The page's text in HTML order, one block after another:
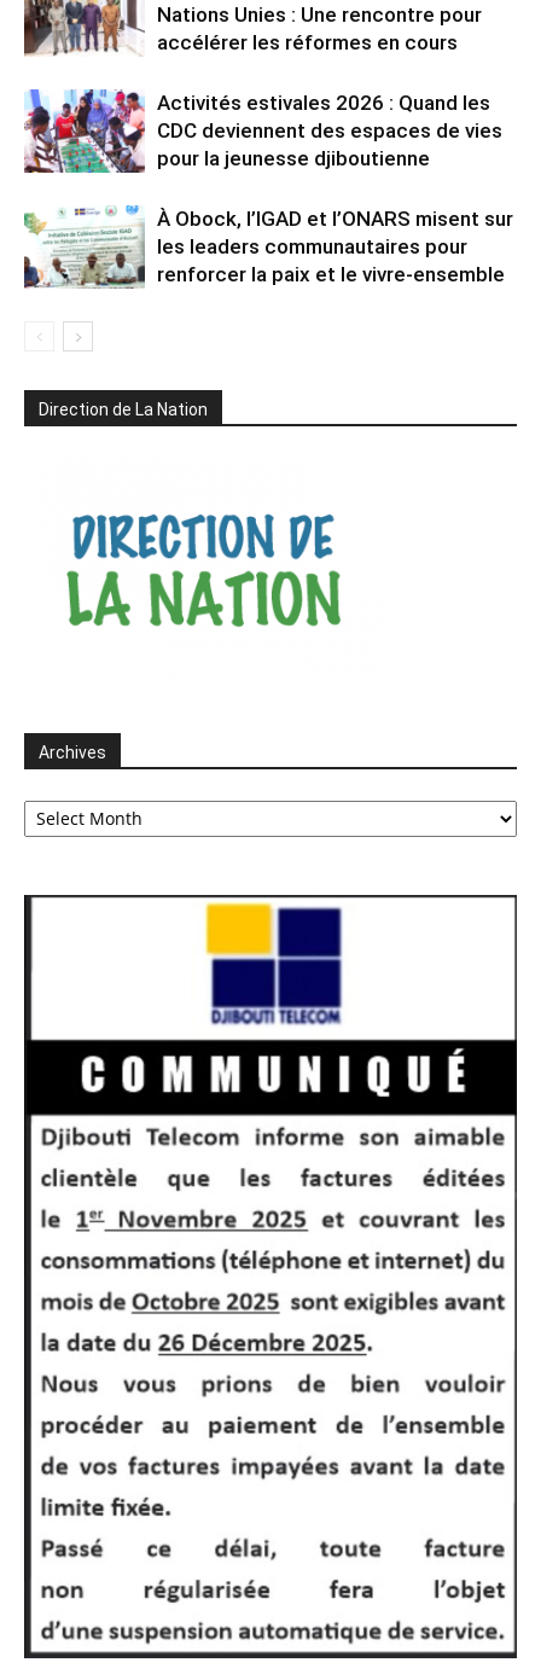
Nations Unies : Une rencontre pour
accélérer les réformes en cours
Activités estivales 2026 : Quand les
CDC deviennent des espaces de vies
pour la jeunesse djiboutienne
À Obock, l’IGAD et l’ONARS misent sur
les leaders communautaires pour
renforcer la paix et le vivre-ensemble
Direction de La Nation
Archives
Archives